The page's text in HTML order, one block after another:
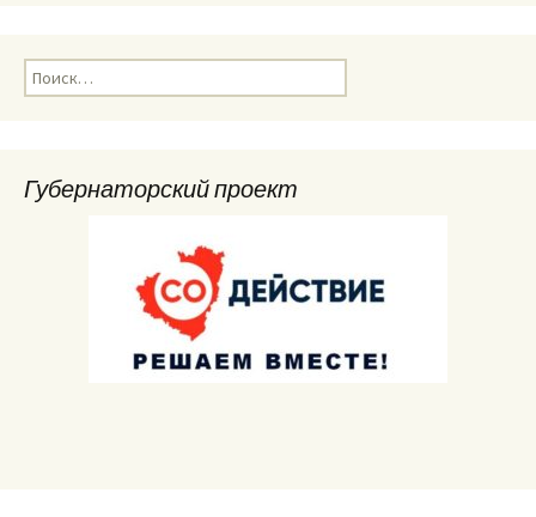
Найти:
Губернаторский проект